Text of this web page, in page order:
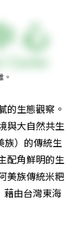
。
的生態觀察。
與大自然共生
族）的傳統生
配角鮮明的生
美族傳統米粑
由台灣東海